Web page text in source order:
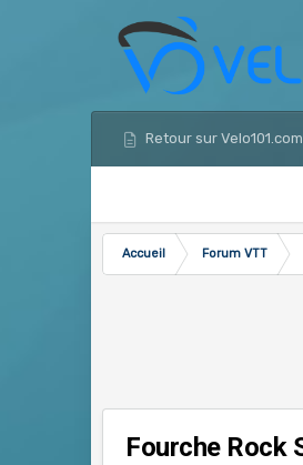
Retour sur Velo101.com
Accueil Forum VTT
Fourche Rock